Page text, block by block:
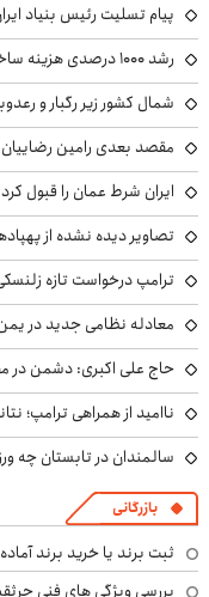
پیام تسلیت رئیس بنیاد
رشد ۱۰۰۰ درصدی هزینه ساخت مسکن؛ هزینه ساخت هر متر خانه چقدر است؟
شمال کشور زیر رگبار و
مقصد بعدی رامین رضاییان
ایران شرط عمان را قبول کرد
تصاویر دیده نشده از
ترامپ درخواست تازه
معادله نظامی جدید در
حاج علی اکبری: دشمن در
ناامید از همراهی ترامپ؛
سالمندان در تابستان چه
بازرگانی
ثبت برند یا خرید برند
بررسی ویژگی های فنی